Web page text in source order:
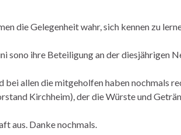
die Gelegenheit wahr, sich kennen zu
sono ihre Beteiligung an der diesjährigen
bei allen die mitgeholfen haben nochmals
Kirchheim), der die Würste und
aus. Danke nochmals.